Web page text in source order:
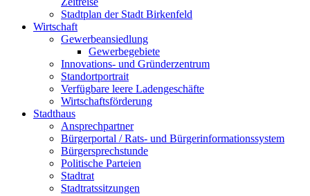
Stadtplan der Stadt Birkenfeld
Wirtschaft
Gewerbeansiedlung
Gewerbegebiete
Innovations- und Gründerzentrum
Standortportrait
Verfügbare leere Ladengeschäfte
Wirtschaftsförderung
Stadthaus
Ansprechpartner
Bürgerportal / Rats- und Bürgerinformationssystem
Bürgersprechstunde
Politische Parteien
Stadtrat
Stadtratssitzungen